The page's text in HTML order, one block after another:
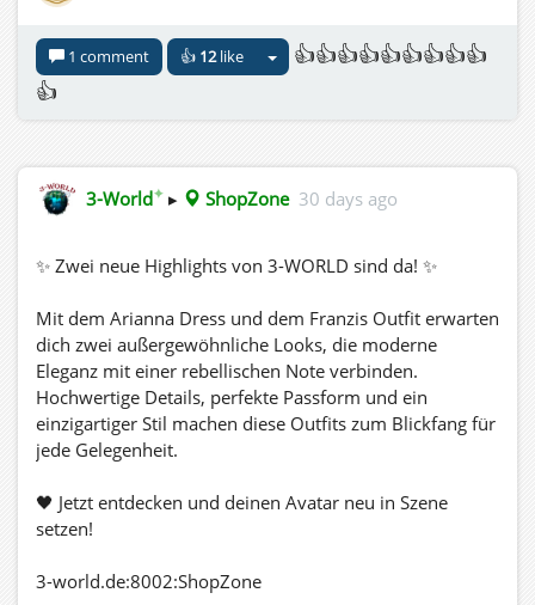
1 comment 👍 12like
👍👍👍👍👍👍👍👍👍
👍
3-World✦ ▸ ShopZone 30 days ago
✨ Zwei neue Highlights von 3-WORLD sind da! ✨
Mit dem Arianna Dress und dem Franzis Outfit erwarten
dich zwei außergewöhnliche Looks, die moderne
Eleganz mit einer rebellischen Note verbinden.
Hochwertige Details, perfekte Passform und ein
einzigartiger Stil machen diese Outfits zum Blickfang für
jede Gelegenheit.
🖤 Jetzt entdecken und deinen Avatar neu in Szene
setzen!
3-world.de:8002:ShopZone